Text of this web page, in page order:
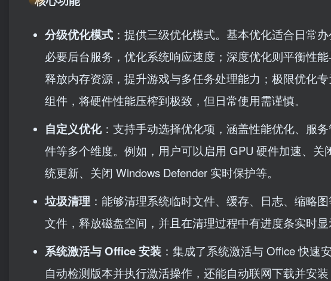
分级优化模式 ：提供三级优化模式。基本优化适合日常
必要后台服务，优化系统响应速度；深度优化则平衡性
释放内存资源，提升游戏与多任务处理能力；极限优化
组件，将硬件性能压榨到极致，但日常使用需谨慎。
自定义优化：支持手动选择优化项，涵盖性能优化、服
件等多个维度。例如，用户可以启用 GPU 硬件加速、
统更新、关闭 Windows Defender 实时保护等。
垃圾清理 ：能够清理系统临时文件、缓存、日志、缩略
文件，释放磁盘空间，并且在清理过程中有进度条实时显
系统激活与 Office 安装 ：集成了系统激活与 Office 快速
自动检测版本并执行激活操作，还能自动联网下载并安装